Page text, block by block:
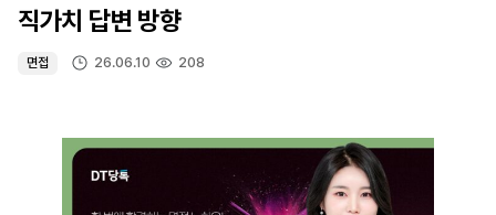
직가치 답변 방향
면접 26.06.10 208